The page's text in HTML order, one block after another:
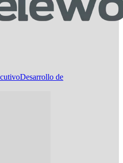
Desarrollo de